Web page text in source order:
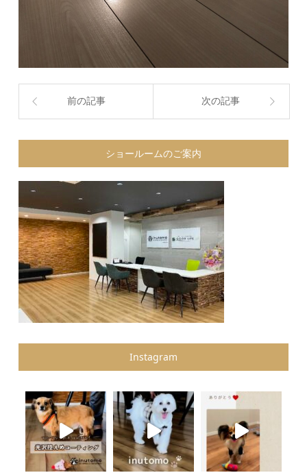
前の記事 次の記事
ショールームのご案内
Instagram